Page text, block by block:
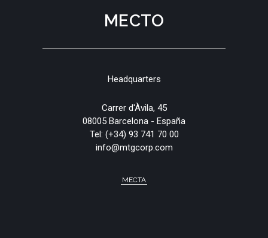
МЕСТО
Headquarters
Carrer d'Àvila, 45
08005 Barcelona - España
Tel: (+34) 93 741 70 00
info@mtgcorp.com
МЕСТА